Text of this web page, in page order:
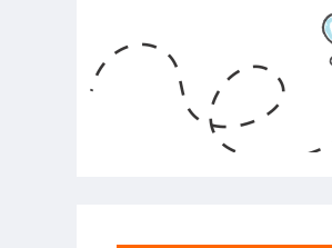
【衝撃】報酬100
【愕然】白のクラ
wwwwwwwwwwww
【悲報】佐藤輝